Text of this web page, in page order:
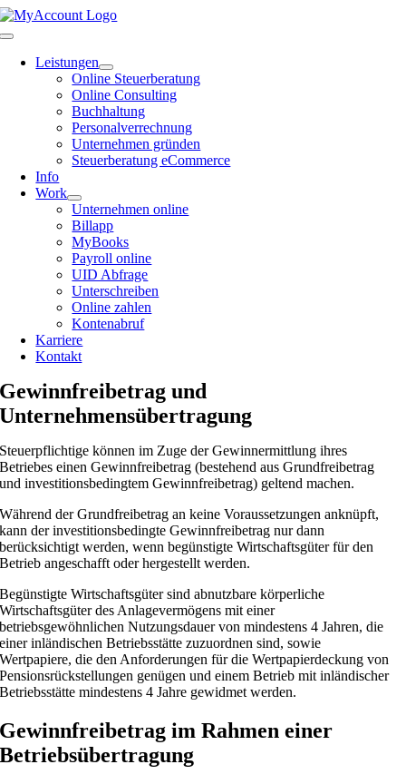
Zum
Inhalt
Toggle
NavigationLeistungen
Online Steuerberatung
Online Consulting
Buchhaltung
Personalverrechnung
Unternehmen gründen
Steuerberatung eCommerce
Info
Work
Unternehmen online
Billapp
MyBooks
Payroll online
UID Abfrage
Unterschreiben
Online zahlen
Kontenabruf
Karriere
Kontakt
Gewinnfreibetrag und
Unternehmensübertragung
Steuerpflichtige können im Zuge der Gewinnermittlung ihres
Betriebes einen Gewinnfreibetrag (bestehend aus Grundfreibetrag
und investitionsbedingtem Gewinnfreibetrag) geltend machen.
Während der Grundfreibetrag an keine Voraussetzungen anknüpft,
kann der investitionsbedingte Gewinnfreibetrag nur dann
berücksichtigt werden, wenn begünstigte Wirtschaftsgüter für den
Betrieb angeschafft oder hergestellt werden.
Begünstigte Wirtschaftsgüter sind abnutzbare körperliche
Wirtschaftsgüter des Anlagevermögens mit einer
betriebsgewöhnlichen Nutzungsdauer von mindestens 4 Jahren, die
einer inländischen Betriebsstätte zuzuordnen sind, sowie
Wertpapiere, die den Anforderungen für die Wertpapierdeckung von
Pensionsrückstellungen genügen und einem Betrieb mit inländischer
Betriebsstätte mindestens 4 Jahre gewidmet werden.
Gewinnfreibetrag im Rahmen einer
Betriebsübertragung